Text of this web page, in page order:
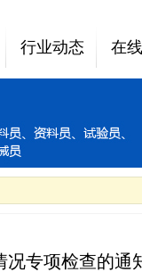
行业动态 在
况专项检查的通